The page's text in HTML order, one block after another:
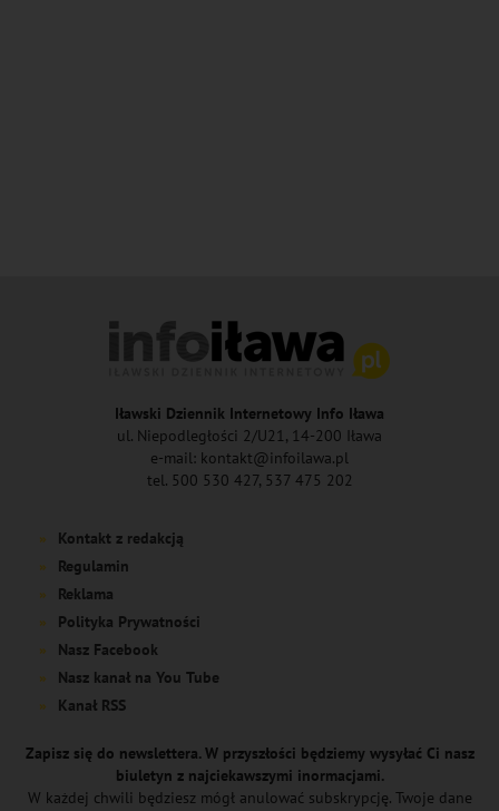
Iławski Dziennik Internetowy Info Iława
ul. Niepodległości 2/U21, 14-200 Iława
e-mail: kontakt@infoilawa.pl
tel. 500 530 427, 537 475 202
Kontakt z redakcją
Regulamin
Reklama
Polityka Prywatności
Nasz Facebook
Nasz kanał na You Tube
Kanał RSS
Zapisz się do newslettera. W przyszłości będziemy wysyłać Ci nasz
biuletyn z najciekawszymi inormacjami.
W każdej chwili będziesz mógł anulować subskrypcję. Twoje dane